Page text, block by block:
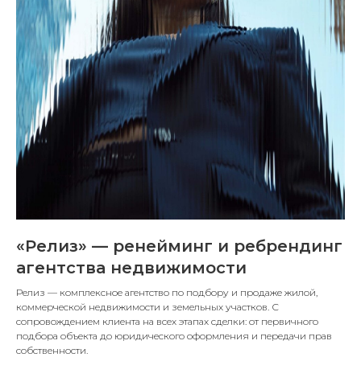
«Релиз» — ренейминг и ребрендинг
агентства недвижимости
Релиз — комплексное агентство по подбору и продаже жилой,
коммерческой недвижимости и земельных участков. С
сопровождением клиента на всех этапах сделки: от первичного
подбора объекта до юридического оформления и передачи прав
собственности.